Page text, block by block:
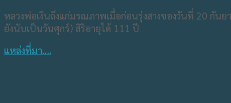
หลวงพ่อเงินถึงแก่มรณภาพเมื่อก่อนรุ่งสางของวันที่ 20 กันย
ยังนับเป็นวันศุกร์)​ สิริอายุได้ 111 ปี
แหล่งที่มา….